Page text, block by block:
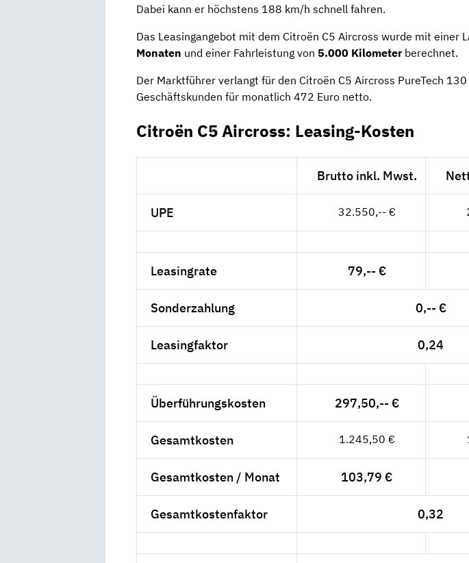
Dabei kann er höchstens 188 km/h schnell fahren.
Das Leasingangebot mit dem Citroën C5 Aircross wurde mit einer
Monaten und einer Fahrleistung von 5.000 Kilometerberechnet.
Der Marktführer verlangt für den Citroën C5 Aircross PureTech 130
Geschäftskunden für monatlich 472 Euro netto.
Citroën C5 Aircross: Leasing-Kosten
Brutto inkl. Mwst.
UPE 32.550,-- €
Leasingrate 79,-- €
Sonderzahlung 0,-- €
Leasingfaktor 0,24
Überführungskosten 297,50,-- €
Gesamtkosten 1.245,50 €
Gesamtkosten / Monat 103,79 €
Gesamtkostenfaktor 0,32